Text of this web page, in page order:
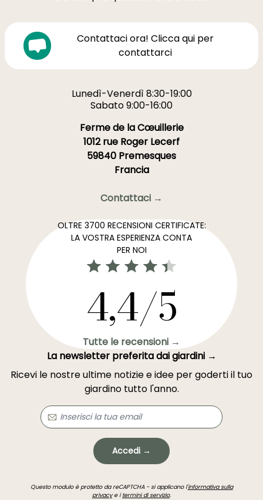
Contattaci ora! Clicca qui per
contattarci
Lunedì-Venerdì 8:30-19:00
Sabato 9:00-16:00
Ferme de la Cœuillerie
1012 rue Roger Lecerf
59840 Premesques
Francia
Contattaci →
OLTRE 3700 RECENSIONI CERTIFICATE:
LA VOSTRA ESPERIENZA CONTA
PER NOI
4,4/5
Tutte le recensioni →
La newsletter preferita dai giardini →
Ricevi le nostre ultime notizie e idee per goderti il tuo
giardino tutto l'anno.
Accedi →
Questo modulo è protetto da reCAPTCHA - si applicano l'informativa sulla
privacye itermini di servizio.